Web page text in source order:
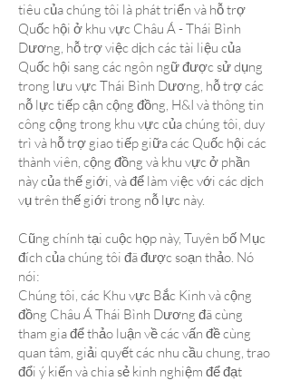
tiêu của chúng tôi là phát triển và hỗ trợ
Quốc hội ở khu vực Châu Á - Thái Bình
Dương, hỗ trợ việc dịch các tài liệu của
Quốc hội sang các ngôn ngữ được sử dụng
trong lưu vực Thái Bình Dương, hỗ trợ các
nỗ lực tiếp cận cộng đồng, H&I và thông tin
công cộng trong khu vực của chúng tôi, duy
trì và hỗ trợ giao tiếp giữa các Quốc hội các
thành viên, cộng đồng và khu vực ở phần
này của thế giới, và để làm việc với các dịch
vụ trên thế giới trong nỗ lực này.
Cũng chính tại cuộc họp này, Tuyên bố Mục
đích của chúng tôi đã được soạn thảo. Nó
nói:
Chúng tôi, các Khu vực Bắc Kinh và cộng
đồng Châu Á Thái Bình Dương đã cùng
tham gia để thảo luận về các vấn đề cùng
quan tâm, giải quyết các nhu cầu chung, trao
đổi ý kiến và chia sẻ kinh nghiệm để đạt